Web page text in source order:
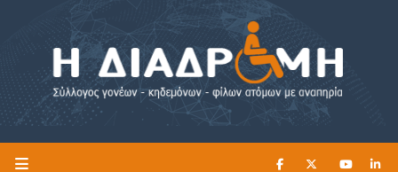
Η ΔΙΑΔΡΟΜΗ ΔΙΑΒΑΣΤΕ ΕΔΩ ►